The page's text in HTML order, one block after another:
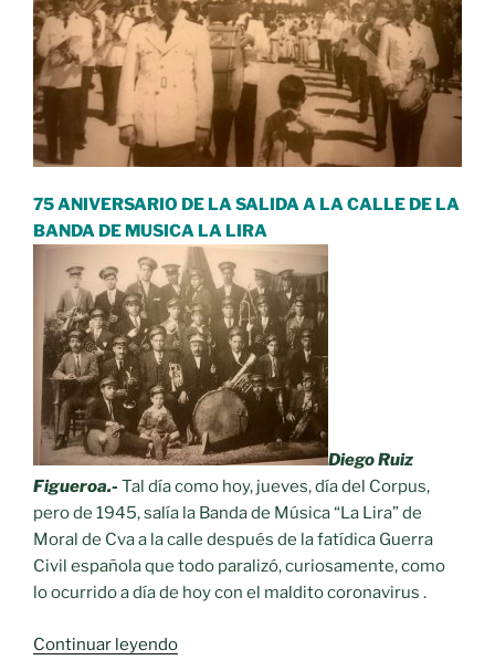
75 ANIVERSARIO DE LA SALIDA A LA CALLE DE LA
BANDA DE MUSICA LA LIRA
Diego Ruiz
Figueroa.- Tal día como hoy, jueves, día del Corpus,
pero de 1945, salía la Banda de Música “La Lira” de
Moral de Cva a la calle después de la fatídica Guerra
Civil española que todo paralizó, curiosamente, como
lo ocurrido a día de hoy con el maldito coronavirus .
Continuar leyendo«75